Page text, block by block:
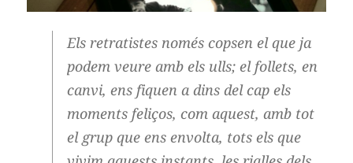
Els retratistes només copsen el que ja
podem veure amb els ulls; el follets, en
canvi, ens fiquen a dins del cap els
moments feliços, com aquest, amb tot
el grup que ens envolta, tots els que